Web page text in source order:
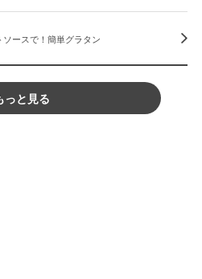
ースで！簡単グラタン
っと見る